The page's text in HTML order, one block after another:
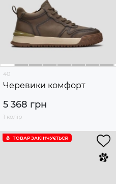
40
Черевики комфорт
5 368 грн
1 колір
ТОВАР ЗАКІНЧУЄTЬСЯ